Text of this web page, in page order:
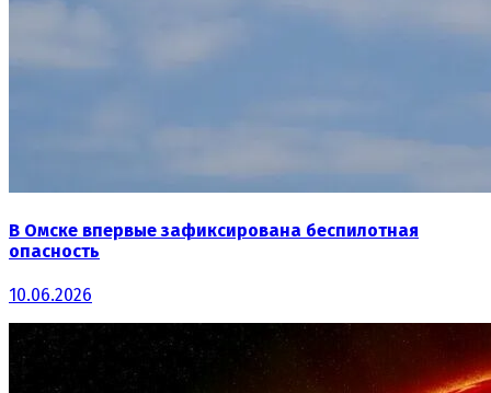
В Омске впервые зафиксирована беспилотная
опасность
10.06.2026